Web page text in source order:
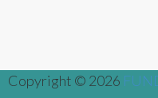
Copyright © 2026